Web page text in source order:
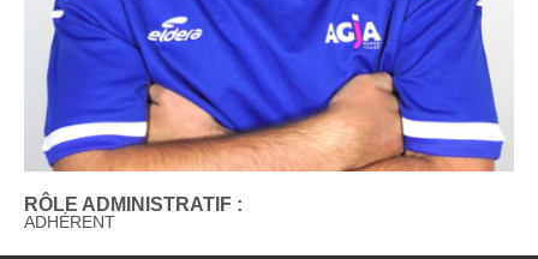
RÔLE ADMINISTRATIF :
ADHÉRENT